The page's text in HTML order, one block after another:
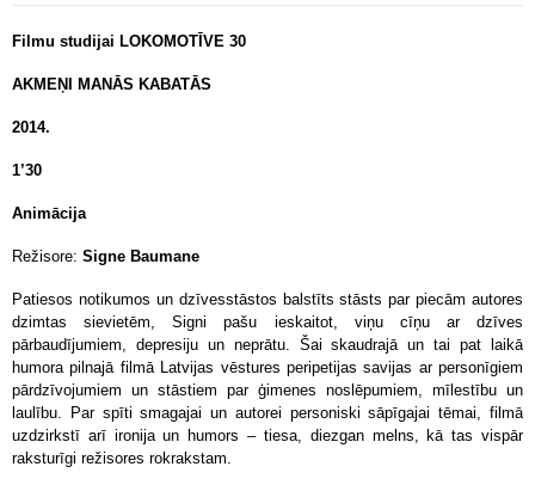
Filmu studijai LOKOMOTĪVE 30
AKMEŅI MANĀS KABATĀS
2014.
1’30
Animācija
Režisore: Signe Baumane
Patiesos notikumos un dzīvesstāstos balstīts stāsts par piecām autores
dzimtas sievietēm, Signi pašu ieskaitot, viņu cīņu ar dzīves
pārbaudījumiem, depresiju un neprātu. Šai skaudrajā un tai pat laikā
humora pilnajā filmā Latvijas vēstures peripetijas savijas ar personīgiem
pārdzīvojumiem un stāstiem par ģimenes noslēpumiem, mīlestību un
laulību. Par spīti smagajai un autorei personiski sāpīgajai tēmai, filmā
uzdzirkstī arī ironija un humors – tiesa, diezgan melns, kā tas vispār
raksturīgi režisores rokrakstam.